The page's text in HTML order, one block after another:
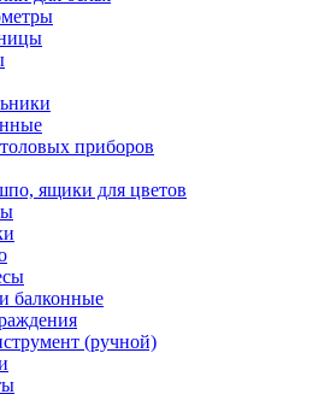
приборов
ящики для цветов
балконные
(ручной)